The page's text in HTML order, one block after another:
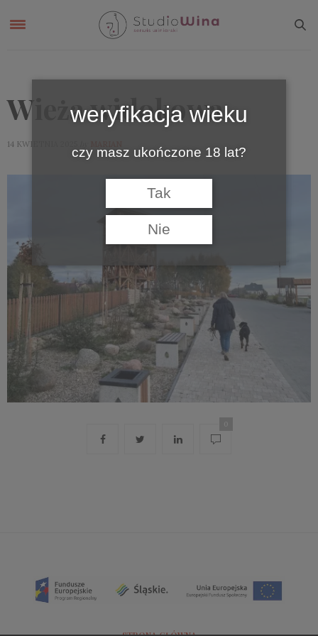
Wieża widokowa
14 KWIETNIA 2025
weryfikacja wieku
czy masz ukończone 18 lat?
Tak
Nie